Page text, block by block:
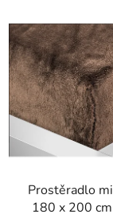
Prostěradlo
180 x 200